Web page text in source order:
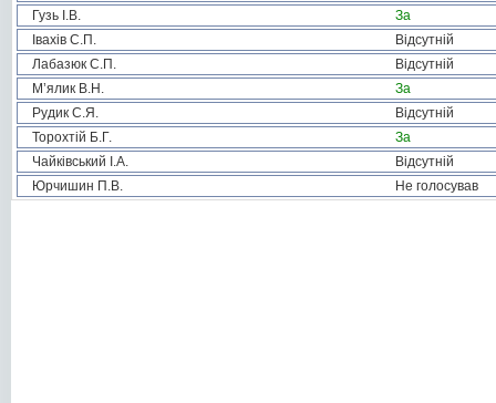
Гузь І.В.
За
Івахів С.П.
Відсутній
Лабазюк С.П.
Відсутній
М’ялик В.Н.
За
Рудик С.Я.
Відсутній
Торохтій Б.Г.
За
Чайківський І.А.
Відсутній
Юрчишин П.В.
Не голосував